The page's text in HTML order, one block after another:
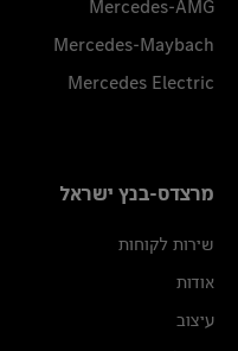
Mercedes-AMG
Mercedes-Maybach
Mercedes Electric
מרצדס-בנץ ישראל
שירות לקוחות
אודות
עיצוב